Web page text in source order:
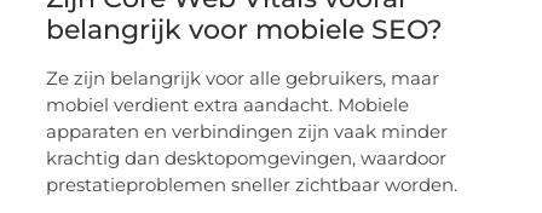
belangrijk voor mobiele SEO?
Ze zijn belangrijk voor alle gebruikers, maar
mobiel verdient extra aandacht. Mobiele
apparaten en verbindingen zijn vaak minder
krachtig dan desktopomgevingen, waardoor
prestatieproblemen sneller zichtbaar worden.